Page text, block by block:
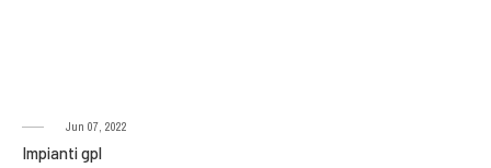
Jun 07, 2022
Impianti gpl